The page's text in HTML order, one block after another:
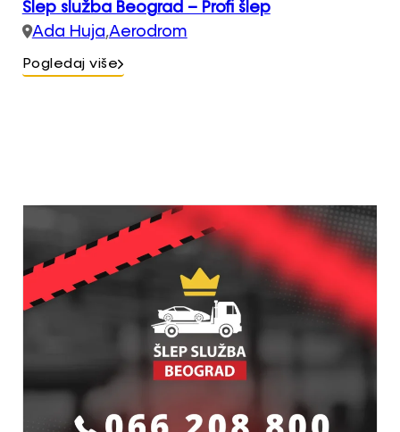
Šlep služba Beograd – Profi šlep
Ada Huja,Aerodrom
Pogledaj više